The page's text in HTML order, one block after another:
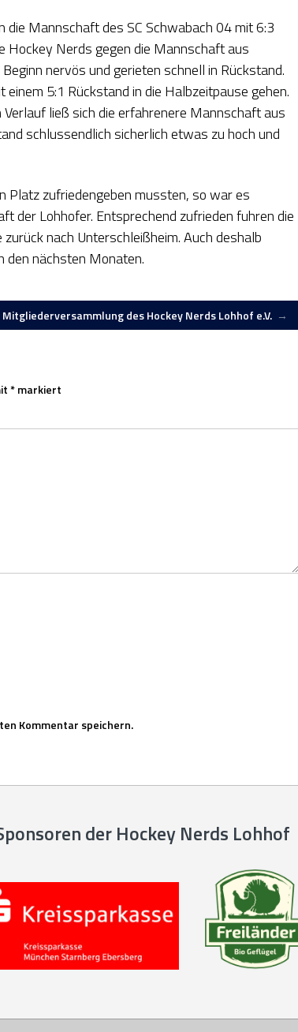
Mannschaft des SC Schwabach 04 mit 6:3
Nerds gegen die Mannschaft aus
nervös und gerieten schnell in Rückstand.
5:1 Rückstand in die Halbzeitpause gehen.
ließ sich die erfahrenere Mannschaft aus
schlussendlich sicherlich etwas zu hoch und
Platz zufriedengeben mussten, so war es
der Lohhofer. Entsprechend zufrieden fuhren die
nach Unterschleißheim. Auch deshalb
nächsten Monaten.
Mitgliederversammlung des Hockey Nerds Lohhof e.V. →
*markiert
Kommentar speichern.
der Hockey Nerds Lohhof